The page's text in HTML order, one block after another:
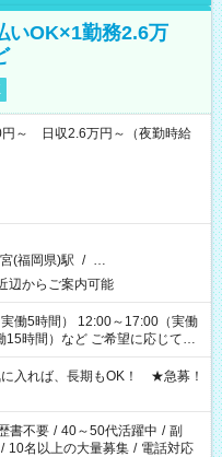
いOK×1勤務2.6万
～ 日収2.6万円～（夜勤時給
(福岡県)駅 / …
からご案内可能
働5時間） 12:00～17:00（実働
ご希望に応じて、
軽に担当へ相談ください！
入れば、長期もOK！ ★急募！
書不要 / 40～50代活躍中 / 副
/ 10名以上の大量募集 / 電話対応